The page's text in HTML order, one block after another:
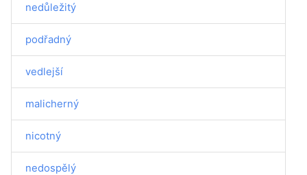
nedůležitý
podřadný
vedlejší
malicherný
nicotný
nedospělý